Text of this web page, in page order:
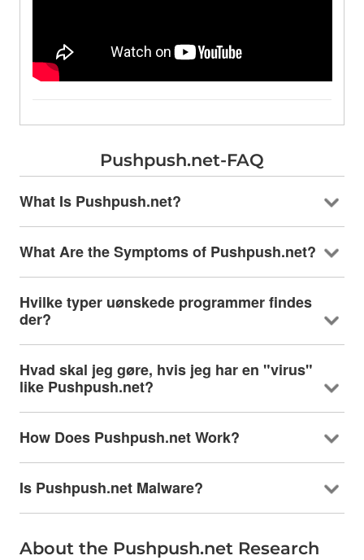
Pushpush.net-FAQ
What Is Pushpush.net?
What Are the Symptoms of Pushpush.net?
Hvilke typer uønskede programmer findes
der?
Hvad skal jeg gøre, hvis jeg har en "virus"
like Pushpush.net?
How Does Pushpush.net Work?
Is Pushpush.net Malware?
About the Pushpush.net Research